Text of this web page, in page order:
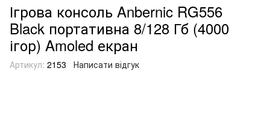
Ігрова консоль Anbernic RG556
Black портативна 8/128 Гб (4000
ігор) Amoled екран
Артикул: 2153 Написати відгук